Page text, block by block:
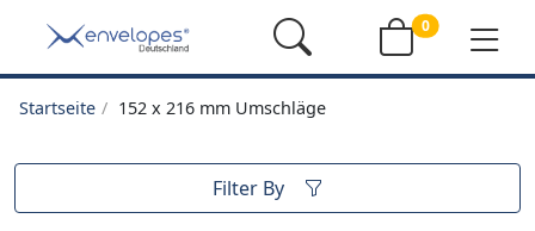
0
Startseite 152 x 216 mm Umschläge
Filter By